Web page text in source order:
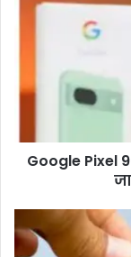
Pixel
भारी
कटौती,
और
ऑफर्स
Google Pixel
Bengaluru
Property